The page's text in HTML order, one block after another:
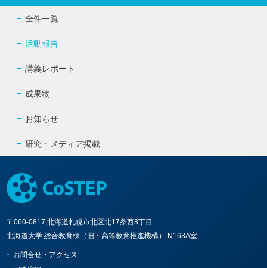
全件一覧
活動報告
講義レポート
成果物
お知らせ
研究・メディア掲載
〒060-0817 北海道札幌市北区北17条西8丁目
北海道大学 総合教育棟（旧・高等教育推進機構） N163A室
お問合せ・アクセス